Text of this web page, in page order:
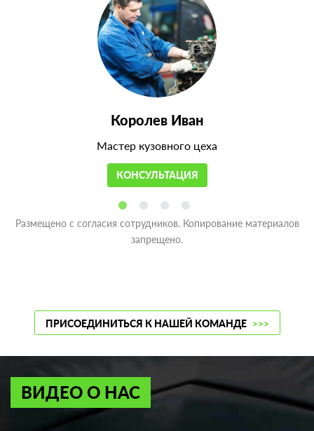
Королев Иван
Мастер кузовного цеха
КОНСУЛЬТАЦИЯ
Размещено с согласия сотрудников. Копирование материалов
запрещено.
ПРИСОЕДИНИТЬСЯ К НАШЕЙ КОМАНДЕ >>>
ВИДЕО О НАС